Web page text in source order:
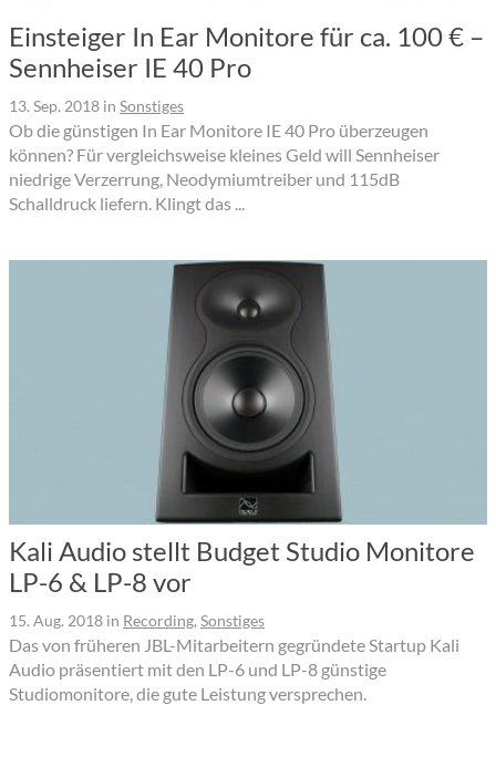
Einsteiger In Ear Monitore für ca. 100 € –
Sennheiser IE 40 Pro
13. Sep. 2018 in Sonstiges
Ob die günstigen In Ear Monitore IE 40 Pro überzeugen
können? Für vergleichsweise kleines Geld will Sennheiser
niedrige Verzerrung, Neodymiumtreiber und 115dB
Schalldruck liefern. Klingt das ...
Kali Audio stellt Budget Studio Monitore
LP-6 & LP-8 vor
15. Aug. 2018 in Recording, Sonstiges
Das von früheren JBL-Mitarbeitern gegründete Startup Kali
Audio präsentiert mit den LP-6 und LP-8 günstige
Studiomonitore, die gute Leistung versprechen.